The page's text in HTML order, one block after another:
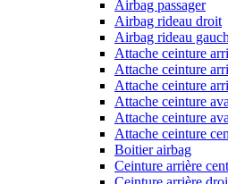
Airbag passager
Airbag rideau droit
Airbag rideau
Attache ceinture
Attache ceinture
Attache ceinture
Attache ceinture
Attache ceinture
Attache ceinture
Boitier airbag
Ceinture arrière